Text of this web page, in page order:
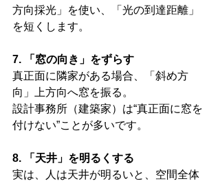
方向採光」を使い、「光の到達距離」
を短くします。
7. 「窓の向き」をずらす
真正面に隣家がある場合、「斜め方
向」上方向へ窓を振る。
設計事務所（建築家）は“真正面に窓を
付けない”ことが多いです。
8. 「天井」を明るくする
実は、人は天井が明るいと、空間全体